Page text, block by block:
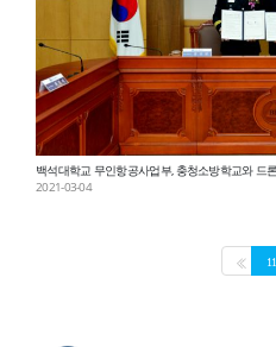
백석대학교 무인항공사업부, 충청소방학교와 드
2021-03-04
11